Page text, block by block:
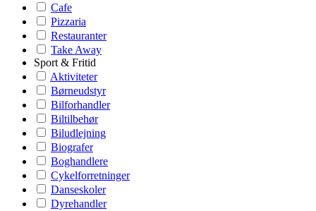
Cafe
Pizzaria
Restauranter
Take Away
Sport & Fritid
Aktiviteter
Børneudstyr
Bilforhandler
Biltilbehør
Biludlejning
Biografer
Boghandlere
Cykelforretninger
Danseskoler
Dyrehandler